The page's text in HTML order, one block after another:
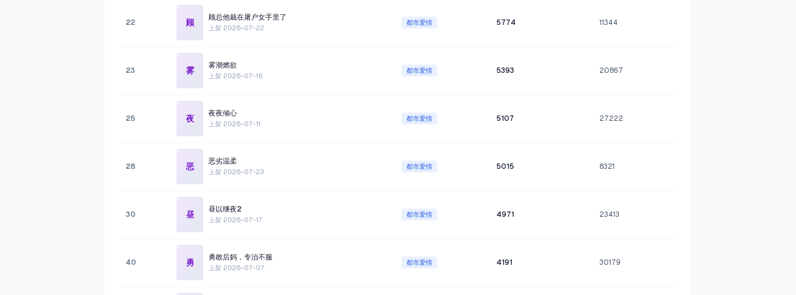
22 顾
顾总他栽在屠户女手里了
上架 2026-07-22
都市爱情 5774 11344
23 雾
雾潮燃欲
上架 2026-07-16
都市爱情 5393 20867
25 夜
夜夜倾心
上架 2026-07-11
都市爱情 5107 27222
28 恶
恶劣温柔
上架 2026-07-23
都市爱情 5015 8321
30 昼
昼以继夜2
上架 2026-07-17
都市爱情 4971 23413
40 勇
勇敢后妈，专治不服
上架 2026-07-07
都市爱情 4191 30179